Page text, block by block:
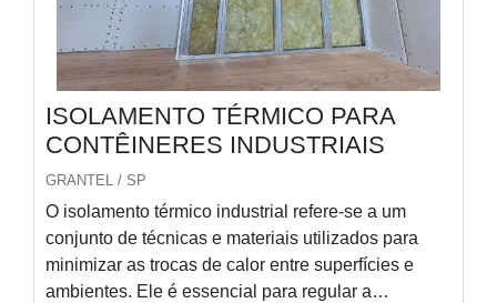
ISOLAMENTO TÉRMICO PARA
CONTÊINERES INDUSTRIAIS
GRANTEL / SP
O isolamento térmico industrial refere-se a um
conjunto de técnicas e materiais utilizados para
minimizar as trocas de calor entre superfícies e
ambientes. Ele é essencial para regular a